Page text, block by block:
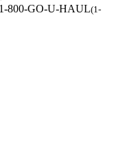
800-GO-U-HAUL(1-